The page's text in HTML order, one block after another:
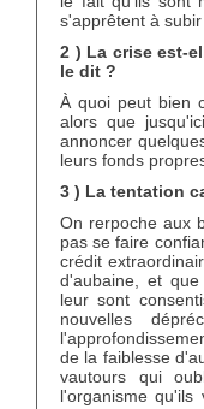
s'apprêtent à
2 ) La crise est-
le dit ?
À quoi peut bien
alors que
annoncer
leurs fonds
3 ) La tentation
On rerpoche aux
pas se faire
crédit
d'aubaine, et
leur sont
nouvelles
de la faiblesse
vautours qui
l'organisme qu'ils